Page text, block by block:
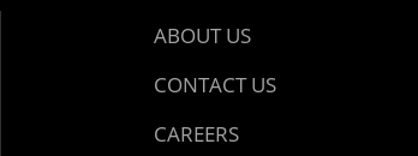
ABOUT US
CONTACT US
CAREERS